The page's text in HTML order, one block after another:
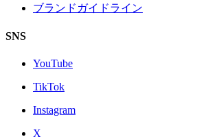
ブランドガイドライン
SNS
YouTube
TikTok
Instagram
X